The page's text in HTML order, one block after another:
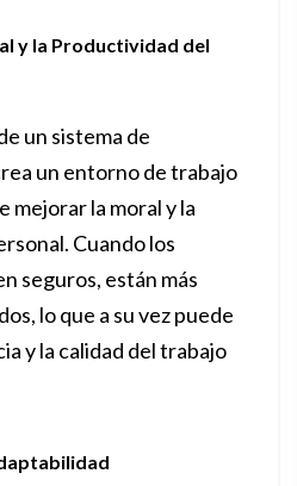
y la Productividad del
un sistema de
un entorno de trabajo
mejorar la moral y la
Cuando los
seguros, están más
lo que a su vez puede
y la calidad del trabajo